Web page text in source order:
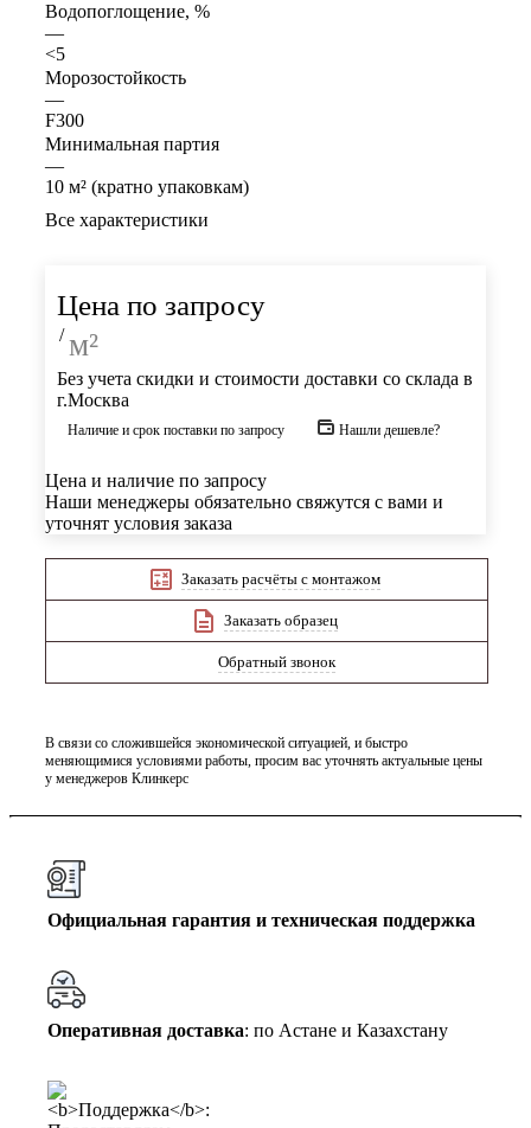
Водопоглощение, %
—
<5
Морозостойкость
—
F300
Минимальная партия
—
10 м² (кратно упаковкам)
Все характеристики
Цена по запросу
/ м²
Без учета скидки и стоимости доставки со склада в
г.Москва
Наличие и срок поставки по запросу Нашли дешевле?
Цена и наличие по запросу
Наши менеджеры обязательно свяжутся с вами и
уточнят условия заказа
Заказать расчёты с монтажом
Заказать образец
Обратный звонок
В связи со сложившейся экономической ситуацией, и быстро
меняющимися условиями работы, просим вас уточнять актуальные цены
у менеджеров Клинкерс
Официальная гарантия и техническая поддержка
Оперативная доставка: по Астане и Казахстану